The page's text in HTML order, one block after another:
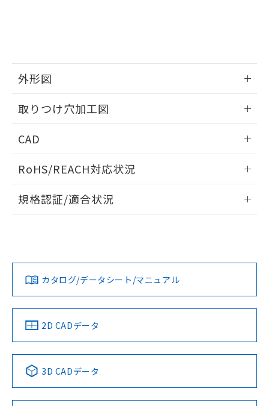
外形図
取りつけ穴加工図
CAD
ドすることができます。
ログイン/会員登録
ダウンロードデータをご利用いただく前に、以下を必ずお読
みください。
ソフトウェアの使用条件
RoHS/REACH対応状況
EU RoHS 注意事項・凡例
対応済み
中国 RoHS 注意事項・凡例
Pb Hg Cd Cr(VI)
規格認証/適合状況
LR型式承認
（イギリス
船舶規格）
DNV型式承認
（ノルウェー
BV型式承認
（フランス
KR型式
（韓国
No No No No
この製品の規格認証/適合状況ページへ
その他の認証はこちらのページからご検索ください
カタログ/データシート/マニュアル
2D CADデータ
3D CADデータ
および当社の共同利用者が、当社の製
※当社の共同利用者とは、
の共同利用に関して"
の「1.共同利
とができます。
EU RoHS指令（10物質）の非含有証明書
ものではありません。
また、RoHS指令のフタル酸エステル類４
物質の対応では、対応完了までの期間は出
荷製品に未対応品が混在することから備考
欄に対応日を記載しておりました。